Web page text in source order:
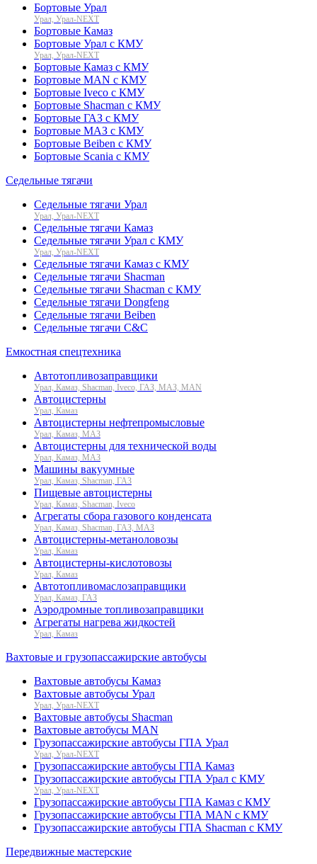
Бортовые Урал
Урал, Урал-NEXT
Бортовые Камаз
Бортовые Урал с КМУ
Урал, Урал-NEXT
Бортовые Камаз с КМУ
Бортовые MAN с КМУ
Бортовые Iveco с КМУ
Бортовые Shacman с КМУ
Бортовые ГАЗ с КМУ
Бортовые МАЗ с КМУ
Бортовые Beiben с КМУ
Бортовые Scania с КМУ
Седельные тягачи
Седельные тягачи Урал
Урал, Урал-NEXT
Седельные тягачи Камаз
Седельные тягачи Урал с КМУ
Урал, Урал-NEXT
Седельные тягачи Камаз с КМУ
Седельные тягачи Shacman
Седельные тягачи Shacman с КМУ
Седельные тягачи Dongfeng
Седельные тягачи Beiben
Седельные тягачи C&C
Емкостная спецтехника
Автотопливозаправщики
Урал, Камаз, Shacman, Iveco, ГАЗ, МАЗ, MAN
Автоцистерны
Урал, Камаз
Автоцистерны нефтепромысловые
Урал, Камаз, МАЗ
Автоцистерны для технической воды
Урал, Камаз, МАЗ
Машины вакуумные
Урал, Камаз, Shacman, ГАЗ
Пищевые автоцистерны
Урал, Камаз, Shacman, Iveco
Агрегаты сбора газового конденсата
Урал, Камаз, Shacman, ГАЗ, МАЗ
Автоцистерны-метаноловозы
Урал, Камаз
Автоцистерны-кислотовозы
Урал, Камаз
Автотопливомаслозаправщики
Урал, Камаз, ГАЗ
Аэродромные топливозаправщики
Агрегаты нагрева жидкостей
Урал, Камаз
Вахтовые и грузопассажирские автобусы
Вахтовые автобусы Камаз
Вахтовые автобусы Урал
Урал, Урал-NEXT
Вахтовые автобусы Shacman
Вахтовые автобусы MAN
Грузопассажирские автобусы ГПА Урал
Урал, Урал-NEXT
Грузопассажирские автобусы ГПА Камаз
Грузопассажирские автобусы ГПА Урал с КМУ
Урал, Урал-NEXT
Грузопассажирские автобусы ГПА Камаз с КМУ
Грузопассажирские автобусы ГПА MAN с КМУ
Грузопассажирские автобусы ГПА Shacman с КМУ
Передвижные мастерские